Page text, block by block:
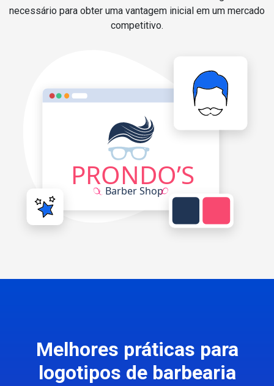
necessário para obter uma vantagem inicial em um mercado
competitivo.
Melhores práticas para
logotipos de barbearia